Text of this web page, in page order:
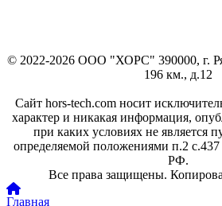
© 2022-2026 ООО "ХОРС" 390000, г.
196 км., д.12
Сайт hors-tech.com носит
характер и никакая информация,
при каких условиях не является
определяемой положениями п.2 с.437
РФ.
Все права защищены.
Главная